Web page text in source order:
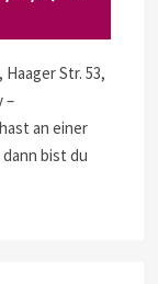
Str. 53,
–
an einer
bist du